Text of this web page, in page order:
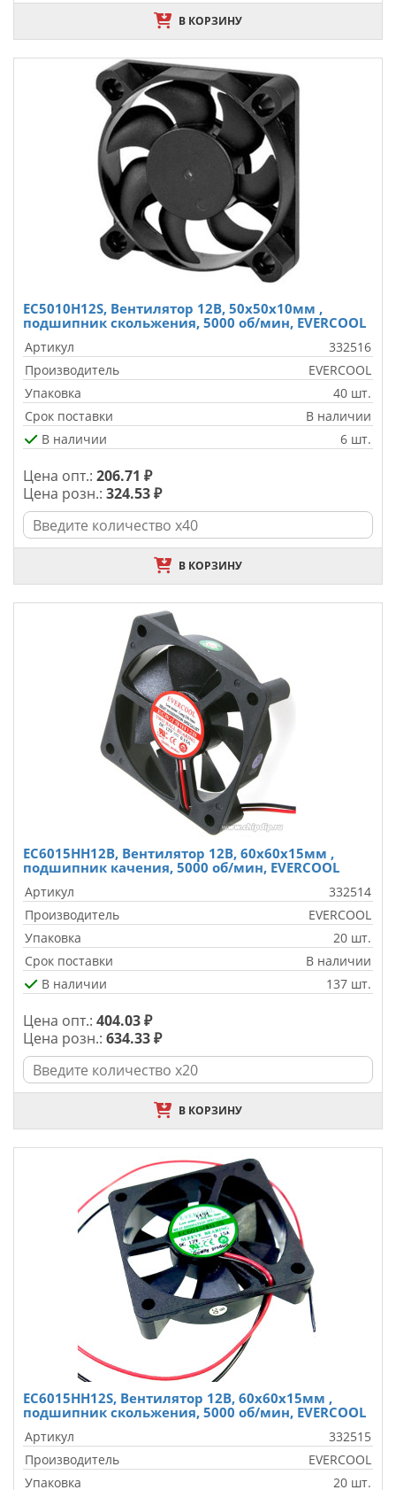
В КОРЗИНУ
EC5010H12S, Вентилятор 12B, 50х50х10мм ,
подшипник скольжения, 5000 об/мин, EVERCOOL
Артикул
332516
Производитель
EVERCOOL
Упаковка
40 шт.
Срок поставки
В наличии
В наличии
6 шт.
Цена опт.: 206.71 ₽
Цена розн.: 324.53 ₽
В КОРЗИНУ
EC6015HH12B, Вентилятор 12B, 60х60х15мм ,
подшипник качения, 5000 об/мин, EVERCOOL
Артикул
332514
Производитель
EVERCOOL
Упаковка
20 шт.
Срок поставки
В наличии
В наличии
137 шт.
Цена опт.: 404.03 ₽
Цена розн.: 634.33 ₽
В КОРЗИНУ
EC6015HH12S, Вентилятор 12B, 60х60х15мм ,
подшипник скольжения, 5000 об/мин, EVERCOOL
Артикул
332515
Производитель
EVERCOOL
Упаковка
20 шт.